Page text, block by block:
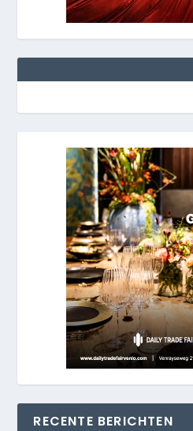
RECENTE BERICHTEN